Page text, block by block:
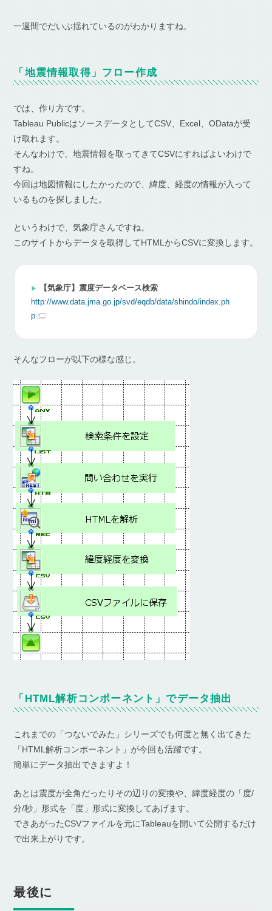
一週間でだいぶ揺れているのがわかりますね。
「地震情報取得」フロー作成
では、作り方です。
Tableau PublicはソースデータとしてCSV、Excel、ODataが受
け取れます。
そんなわけで、地震情報を取ってきてCSVにすればよいわけで
すね。
今回は地図情報にしたかったので、緯度、経度の情報が入って
いるものを探しました。
というわけで、気象庁さんですね。
このサイトからデータを取得してHTMLからCSVに変換します。
【気象庁】震度データベース検索
http://www.data.jma.go.jp/svd/eqdb/data/shindo/index.ph
p
そんなフローが以下の様な感じ。
「HTML解析コンポーネント」でデータ抽出
これまでの「つないでみた」シリーズでも何度と無く出てきた
「HTML解析コンポーネント」が今回も活躍です。
簡単にデータ抽出できますよ！
あとは震度が全角だったりその辺りの変換や、緯度経度の「度/
分/秒」形式を「度」形式に変換してあげます。
できあがったCSVファイルを元にTableauを開いて公開するだけ
で出来上がりです。
最後に